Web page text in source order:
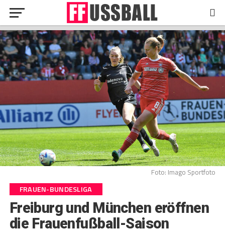
Foto: Imago Sportfoto
FRAUEN-BUNDESLIGA
Freiburg und München eröffnen
die Frauenfußball-Saison